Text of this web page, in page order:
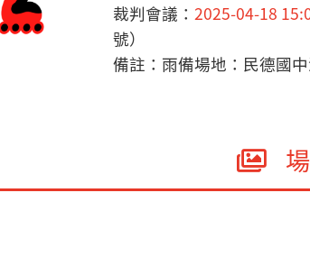
裁判會議： 2025-04-18
號）
備註：雨備場地：民德國